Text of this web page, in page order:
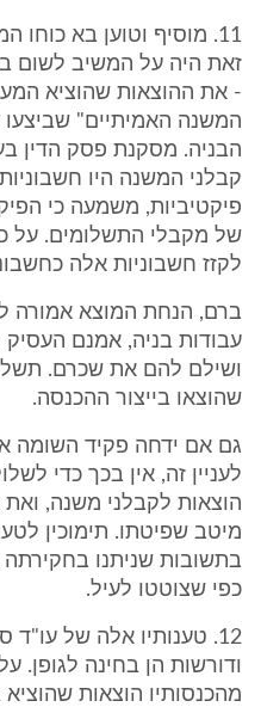
11. מוסיף וטוען בא
זאת היה על המשיב לשום
- את ההוצאות שהוציא
המשנה האמיתיים"
קבלני המשנה היו
פיקטיביות, משמעה כי
של מקבלי התשלומים. על
לקזז חשבוניות אלה
ברם, הנחת המוצא אמורה
עבודות בניה, אמנם העסיק
ושילם להם את שכרם.
שהוצאו בייצור ההכנסה.
גם אם ידחה פקיד השומה
לעניין זה, אין בכך כדי
הוצאות לקבלני משנה,
מיטב שפיטתו. תימוכין
בתשובות שניתנו
כפי שצוטטו לעיל.
12. טענותיו אלה של עו"ד
ודורשות הן בחינה לגופן.
מהכנסותיו הוצאות